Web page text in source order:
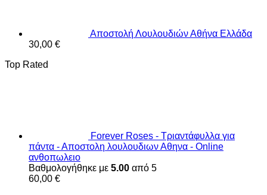
Αποστολή Λουλουδιών Αθήνα Ελλάδα
30,00 €
Top Rated
Forever Roses - Τριαντάφυλλα για
πάντα - Αποστολη λουλουδιων Αθηνα - Online
ανθοπωλειο
Βαθμολογήθηκε με 5.00 από 5
60,00 €